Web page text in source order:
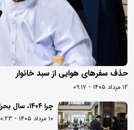
حذف سفرهای هوایی از سبد خانوار
۱۲ مرداد ۱۴۰۵ - ۰۹:۱۷
چرا ۱۴۰۴، سال بحران گردشگری بود؟
۱۰ مرداد ۱۴۰۵ - ۱۰:۲۳